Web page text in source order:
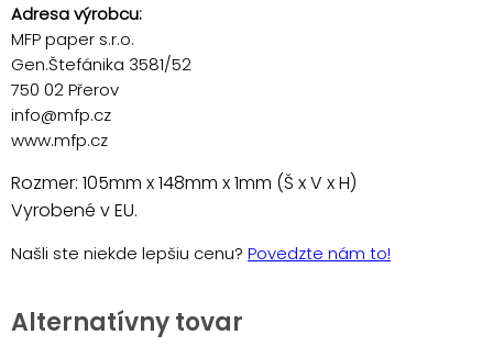
Adresa výrobcu:
MFP paper s.r.o.
Gen.Štefánika 3581/52
750 02 Přerov
info@mfp.cz
www.mfp.cz
Rozmer: 105mm x 148mm x 1mm (Š x V x H)
Vyrobené v EU.
Našli ste niekde lepšiu cenu? Povedzte nám to!
Alternatívny tovar